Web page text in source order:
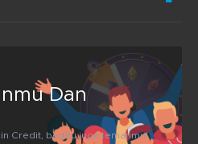
Dan
Credit, begitu juga temanmu!